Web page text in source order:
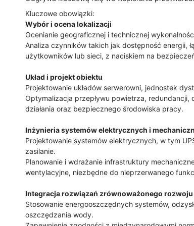
Kluczowe obowiązki:
Wybór i ocena lokalizacji
Ocenianie geograficznej i technicznej
Analiza czynników takich jak dostępność energii,
użytkowników lub sieci, z naciskiem na
Układ i projekt obiektu
Projektowanie układów serwerowni, jednostek
Optymalizacja przepływu powietrza, redundancji,
działania oraz bezpiecznego środowiska pracy.
Inżynieria systemów elektrycznych i
Projektowanie systemów elektrycznych, w tym
zasilanie.
Planowanie i wdrażanie infrastruktury
wentylacyjne, niezbędne do nieprzerwanego
Integracja rozwiązań zrównoważonego rozwoju
Stosowanie energooszczędnych systemów,
oszczędzania wody.